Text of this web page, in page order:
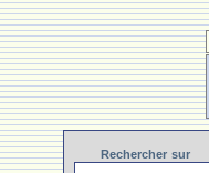
Rechercher sur